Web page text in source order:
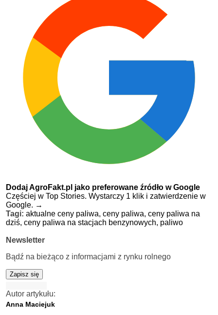
Dodaj AgroFakt.pl jako preferowane źródło w Google
Częściej w Top Stories. Wystarczy 1 klik i zatwierdzenie w
Google. →
Tagi: aktualne ceny paliwa, ceny paliwa, ceny paliwa na
dziś, ceny paliwa na stacjach benzynowych, paliwo
Newsletter
Bądź na bieżąco z informacjami z rynku rolnego
Zapisz się
Autor artykułu:
Anna Maciejuk